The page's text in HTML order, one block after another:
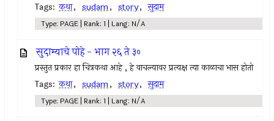
Tags: कथा, sudam, story, सुदाम
Type: PAGE | Rank: 1 | Lang: N/A
सुदाम्याचे पोहे - भाग २६ ते ३०
प्रस्तुत प्रकार हा चित्रकथा आहे , हे वाचल्यावर प्रत्यक्ष त्या काळाचा भास होतो
Tags: कथा, sudam, story, सुदाम
Type: PAGE | Rank: 1 | Lang: N/A